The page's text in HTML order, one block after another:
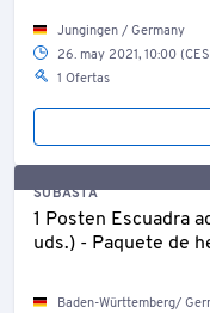
Jungingen / Germany
26. may 2021, 10:00
1 Ofertas
SUBASTA
1 Posten Escuadra
uds.) - Paquete de
Baden-Württemberg/